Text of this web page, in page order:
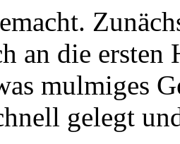
an die ersten
mulmiges
gelegt